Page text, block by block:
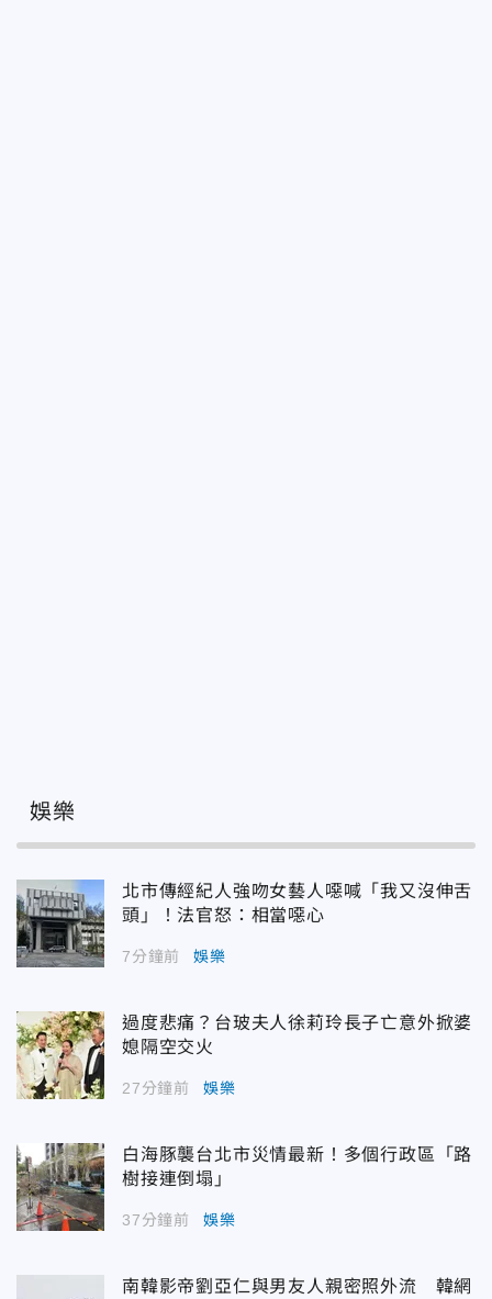
娛樂
北市傳經紀人強吻女藝人噁喊「我又沒伸舌
頭」！法官怒：相當噁心
7分鐘前 娛樂
過度悲痛？台玻夫人徐莉玲長子亡意外掀婆
媳隔空交火
27分鐘前 娛樂
白海豚襲台北市災情最新！多個行政區「路
樹接連倒塌」
37分鐘前 娛樂
南韓影帝劉亞仁與男友人親密照外流 韓網